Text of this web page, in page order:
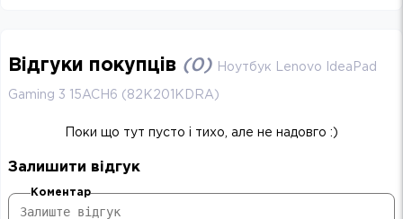
Відгуки покупців (0) Ноутбук Lenovo IdeaPad
Gaming 3 15ACH6 (82K201KDRA)
Поки що тут пусто і тихо, але не надовго :)
Залишити відгук
Коментар